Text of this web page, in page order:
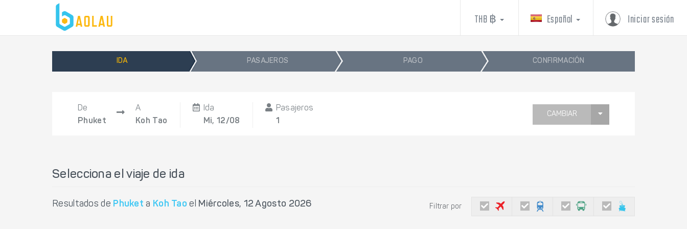
Iniciar sesión
Español
THB ฿
IDA PASAJEROS PAGO CONFIRMACIÓN
De
Phuket
A
Koh Tao
Ida
Mi, 12/08
Pasajeros
1
CAMBIAR
Selecciona el viaje de ida
Resultados de Phuket a Koh Tao el Miércoles, 12 Agosto 2026 Filtrar por